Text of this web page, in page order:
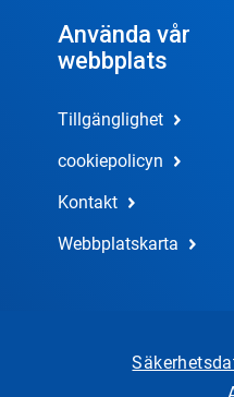
Använda vår
webbplats
Tillgänglighet
cookiepolicyn
Kontakt
Webbplatskarta